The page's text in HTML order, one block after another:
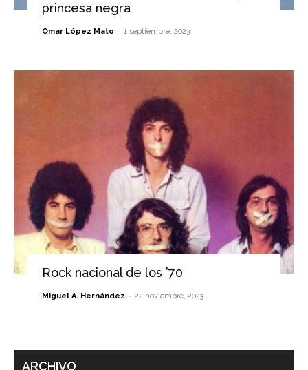
princesa negra
Omar López Mato - 1 septiembre, 2023
Rock nacional de los ’70
Miguel A. Hernández - 22 noviembre, 2023
ARCHIVO